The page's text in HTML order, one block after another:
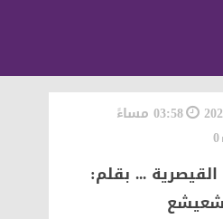
03:58 مساءً
0
... بقلم: